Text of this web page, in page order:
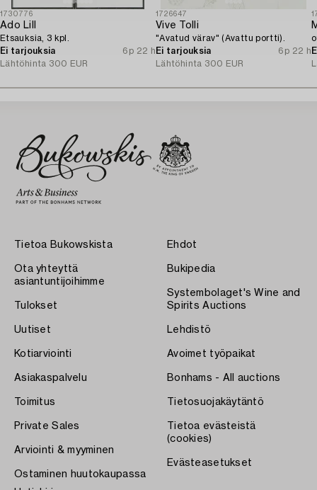
1730776
Ado Lill
Etsauksia, 3 kpl.
Ei tarjouksia
6p 22 h
Lähtöhinta 300 EUR
1726647
Vive Tolli
"Avatud värav" (Avattu portti).
Ei tarjouksia
6p 22 h
Lähtöhinta 300 EUR
Tietoa Bukowskista
Ota yhteyttä
asiantuntijoihimme
Tulokset
Uutiset
Kotiarviointi
Asiakaspalvelu
Toimitus
Private Sales
Arviointi & myyminen
Ostaminen huutokaupassa
Ehdot
Bukipedia
Systembolaget's Wine and
Spirits Auctions
Lehdistö
Avoimet työpaikat
Bonhams - All auctions
Tietosuojakäytäntö
Tietoa evästeistä
(cookies)
Evästeasetukset